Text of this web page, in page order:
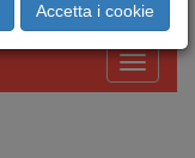
Toggle
Accetta i cookie